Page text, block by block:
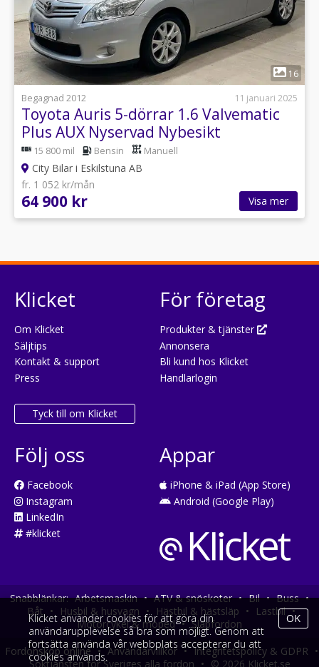
16
Begagnad 2012
11 januari 2025
Toyota Auris 5-dörrar 1.6 Valvematic
Plus AUX Nyservad Nybesikt
15 800 mil Bensin Manuell
City Bilar i Eskilstuna AB
fr. 1 052 kr/mån
64 900 kr Visa mer
Klicket
Om Klicket
Säljtips
Kontakt & support
Press
Tyck till om Klicket
För företag
Produkter & tjänster
Annonsera
Bli kund hos Klicket
Handlarlogin
Följ oss
Facebook
Instagram
LinkedIn
#klicket
Appar
iPhone & iPad (App Store)
Android (Google Play)
Snabblänkar: Arbetsmaskin • ATV & snöskoter • Bil • Buss •
Båt • Husbil & husvagn • Hästbil & hästsläp • Lastbil •
Motorcykel & moped • Släpfordon
Fordonsköp online • Användarvillkor • Integritetspolicy & GDPR •
Söktjänsten för Sveriges alla fordon • © 2026 Klicket.se
Klicket använder cookies för att göra din
användarupplevelse så bra som möjligt. Genom att
fortsätta använda vår webbplats accepterar du att
cookies används.
OK